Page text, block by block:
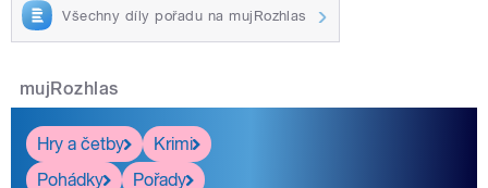
Všechny díly pořadu na mujRozhlas
mujRozhlas
Hry a četby
Krimi
Pohádky
Pořady